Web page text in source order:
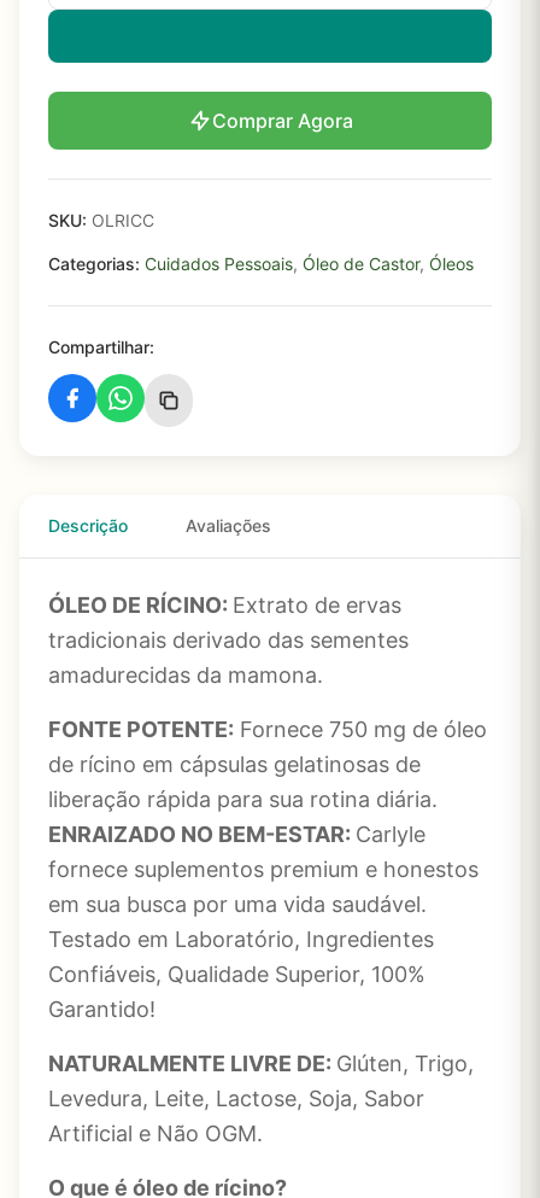
Comprar Agora
SKU: OLRICC
Categorias: Cuidados Pessoais, Óleo de Castor, Óleos
Compartilhar:
Descrição Avaliações
ÓLEO DE RÍCINO: Extrato de ervas
tradicionais derivado das sementes
amadurecidas da mamona.
FONTE POTENTE: Fornece 750 mg de óleo
de rícino em cápsulas gelatinosas de
liberação rápida para sua rotina diária.
ENRAIZADO NO BEM-ESTAR: Carlyle
fornece suplementos premium e honestos
em sua busca por uma vida saudável.
Testado em Laboratório, Ingredientes
Confiáveis, Qualidade Superior, 100%
Garantido!
NATURALMENTE LIVRE DE: Glúten, Trigo,
Levedura, Leite, Lactose, Soja, Sabor
Artificial e Não OGM.
O que é óleo de rícino?